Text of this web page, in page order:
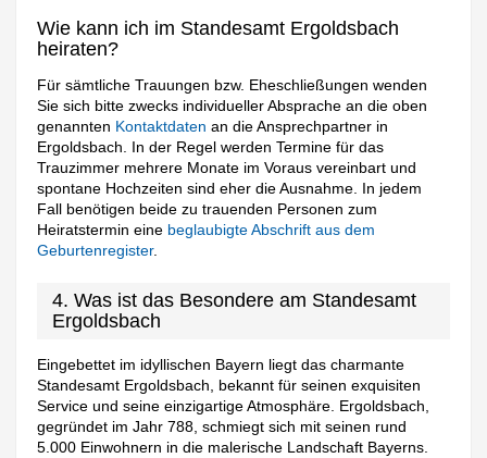
Wie kann ich im Standesamt Ergoldsbach
heiraten?
Für sämtliche Trauungen bzw. Eheschließungen wenden
Sie sich bitte zwecks individueller Absprache an die oben
genannten Kontaktdaten an die Ansprechpartner in
Ergoldsbach. In der Regel werden Termine für das
Trauzimmer mehrere Monate im Voraus vereinbart und
spontane Hochzeiten sind eher die Ausnahme. In jedem
Fall benötigen beide zu trauenden Personen zum
Heiratstermin eine beglaubigte Abschrift aus dem
Geburtenregister.
4. Was ist das Besondere am Standesamt
Ergoldsbach
Eingebettet im idyllischen Bayern liegt das charmante
Standesamt Ergoldsbach, bekannt für seinen exquisiten
Service und seine einzigartige Atmosphäre. Ergoldsbach,
gegründet im Jahr 788, schmiegt sich mit seinen rund
5.000 Einwohnern in die malerische Landschaft Bayerns.